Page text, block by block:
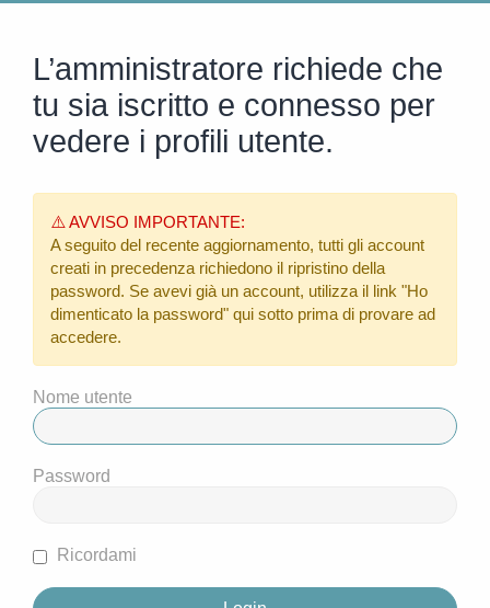
L’amministratore richiede che
tu sia iscritto e connesso per
vedere i profili utente.
⚠️ AVVISO IMPORTANTE:
A seguito del recente aggiornamento, tutti gli account
creati in precedenza richiedono il ripristino della
password. Se avevi già un account, utilizza il link "Ho
dimenticato la password" qui sotto prima di provare ad
accedere.
Nome utente
Password
Ricordami